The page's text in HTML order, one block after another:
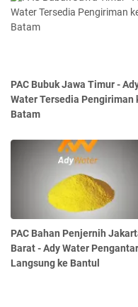
PAC Bubuk Jawa Timur -
Water Tersedia Pengiriman
Batam
PAC Bahan Penjernih
Barat - Ady Water
Langsung ke Bantul